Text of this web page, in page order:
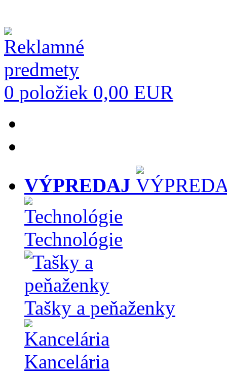
0 položiek 0,00 EUR
VÝPREDAJ
Technológie
Tašky a peňaženky
Kancelária